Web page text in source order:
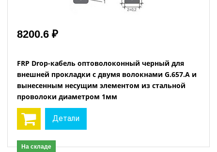
8200.6 ₽
FRP Drop-кабель оптоволоконный черный для
внешней прокладки с двумя волокнами G.657.A и
вынесенным несущим элементом из стальной
проволоки диаметром 1мм
Детали
На складе